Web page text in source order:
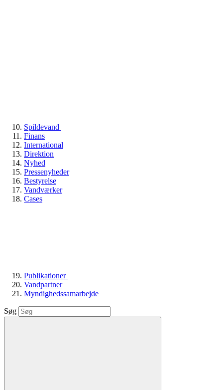
Spildevand
Finans
International
Direktion
Nyhed
Pressenyheder
Bestyrelse
Vandværker
Cases
Publikationer
Vandpartner
Myndighedssamarbejde
Søg